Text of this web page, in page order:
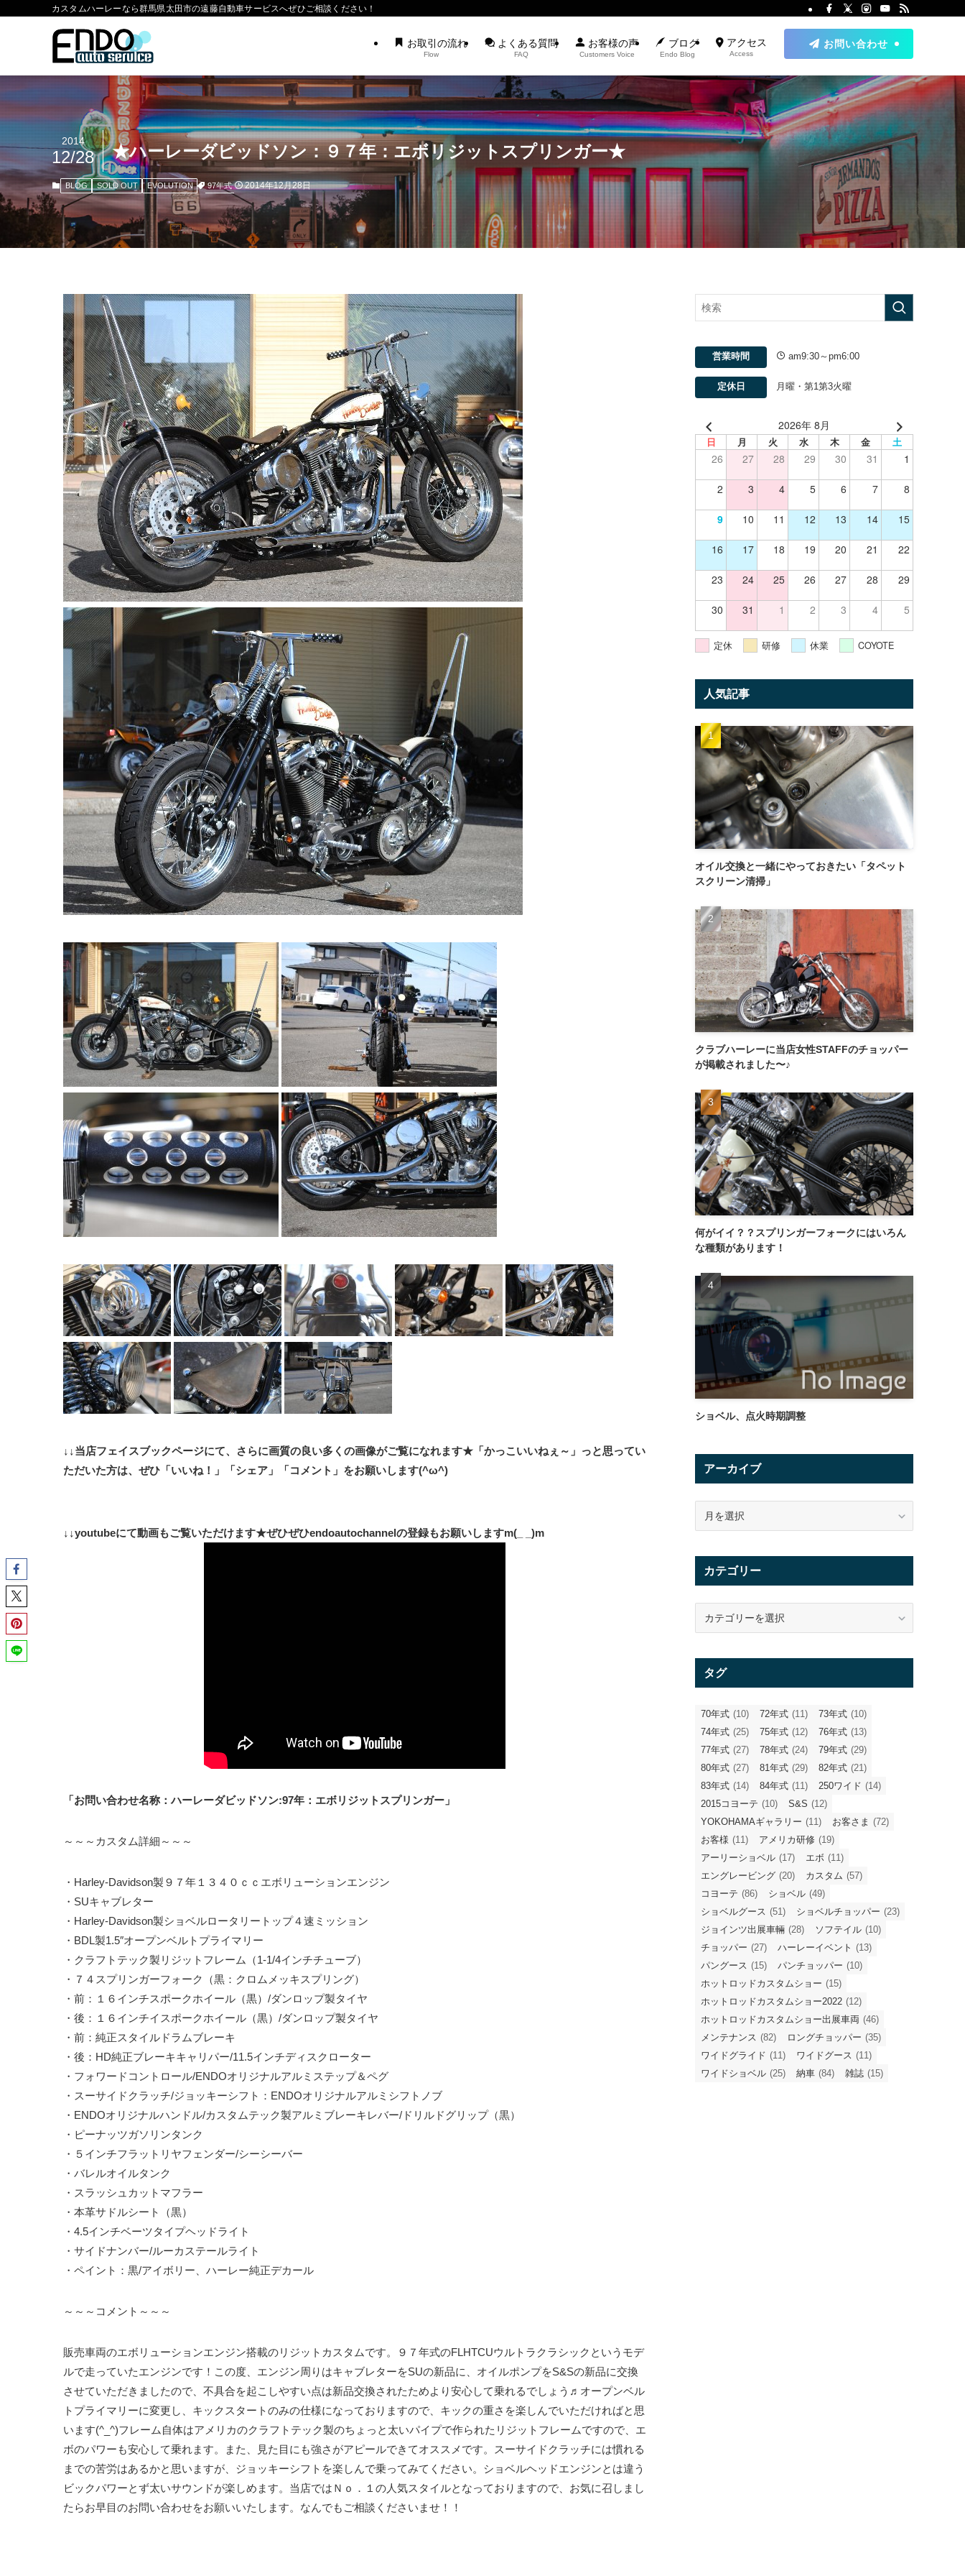
カスタムハーレーなら群馬県太田市の遠藤自動車サービスへぜひご相談ください！
お取引の流れ
Flow
よくある質問
FAQ
お客様の声
Customers Voice
ブログ
Endo Blog
アクセス
Access
お問い合わせ
★ハーレーダビッドソン：９７年：エボリジットスプリンガー★
2014
12/28
BLOG SOLD OUT EVOLUTION 97年式 2014年12月28日
↓↓当店フェイスブックページにて、さらに画質の良い多くの画像がご覧になれます★「かっこいいねぇ～」っと思ってい
ただいた方は、ぜひ「いいね！」「シェア」「コメント」をお願いします(^ω^)
↓↓youtubeにて動画もご覧いただけます★ぜひぜひendoautochannelの登録もお願いしますm(_ _)m
「お問い合わせ名称：ハーレーダビッドソン:97年：エボリジットスプリンガー」
～～～カスタム詳細～～～
・Harley-Davidson製９７年１３４０ｃｃエボリューションエンジン
・SUキャブレター
・Harley-Davidson製ショベルロータリートップ４速ミッション
・BDL製1.5″オープンベルトプライマリー
・クラフトテック製リジットフレーム（1-1/4インチチューブ）
・７４スプリンガーフォーク（黒：クロムメッキスプリング）
・前：１６インチスポークホイール（黒）/ダンロップ製タイヤ
・後：１６インチイスポークホイール（黒）/ダンロップ製タイヤ
・前：純正スタイルドラムブレーキ
・後：HD純正ブレーキキャリパー/11.5インチディスクローター
・フォワードコントロール/ENDOオリジナルアルミステップ＆ペグ
・スーサイドクラッチ/ジョッキーシフト：ENDOオリジナルアルミシフトノブ
・ENDOオリジナルハンドル/カスタムテック製アルミブレーキレバー/ドリルドグリップ（黒）
・ピーナッツガソリンタンク
・５インチフラットリヤフェンダー/シーシーバー
・バレルオイルタンク
・スラッシュカットマフラー
・本革サドルシート（黒）
・4.5インチベーツタイプヘッドライト
・サイドナンバー/ルーカステールライト
・ペイント：黒/アイボリー、ハーレー純正デカール
～～～コメント～～～
販売車両のエボリューションエンジン搭載のリジットカスタムです。９７年式のFLHTCUウルトラクラシックというモデ
ルで走っていたエンジンです！この度、エンジン周りはキャブレターをSUの新品に、オイルポンプをS&Sの新品に交換
させていただきましたので、不具合を起こしやすい点は新品交換されたためより安心して乗れるでしょう♬オープンベル
トプライマリーに変更し、キックスタートのみの仕様になっておりますので、キックの重さを楽しんでいただければと思
います(^_^)フレーム自体はアメリカのクラフトテック製のちょっと太いパイプで作られたリジットフレームですので、エ
ボのパワーも安心して乗れます。また、見た目にも強さがアピールできてオススメです。スーサイドクラッチには慣れる
までの苦労はあるかと思いますが、ジョッキーシフトを楽しんで乗ってみてください。ショベルヘッドエンジンとは違う
ビックパワーとず太いサウンドが楽しめます。当店ではＮｏ．１の人気スタイルとなっておりますので、お気に召しまし
たらお早目のお問い合わせをお願いいたします。なんでもご相談くださいませ！！
営業時間 am9:30～pm6:00
定休日 月曜・第1第3火曜
2026年 8月
日 月 火 水 木 金 土
26 27 28 29 30 31 1
2 3 4 5 6 7 8
9 10 11 12 13 14 15
16 17 18 19 20 21 22
23 24 25 26 27 28 29
30 31 1 2 3 4 5
定休 研修 休業 COYOTE
人気記事
オイル交換と一緒にやっておきたい「タペット
スクリーン清掃」
クラブハーレーに当店女性STAFFのチョッパー
が掲載されました〜♪
何がイイ？？スプリンガーフォークにはいろん
な種類があります！
ショベル、点火時期調整
アーカイブ
イ
カテゴリー
リ
タグ
70年式 (10) 72年式 (11) 73年式 (10)
74年式 (25) 75年式 (12) 76年式 (13)
77年式 (27) 78年式 (24) 79年式 (29)
80年式 (27) 81年式 (29) 82年式 (21)
83年式 (14) 84年式 (11) 250ワイド (14)
2015コヨーテ (10) S&S (12)
YOKOHAMAギャラリー (11) お客さま (72)
お客様 (11) アメリカ研修 (19)
アーリーショベル (17) エボ (11)
エングレービング (20) カスタム (57)
コヨーテ (86) ショベル (49)
ショベルグース (51) ショベルチョッパー (23)
ジョインツ出展車輛 (28) ソフテイル (10)
チョッパー (27) ハーレーイベント (13)
パングース (15) パンチョッパー (10)
ホットロッドカスタムショー (15)
ホットロッドカスタムショー2022 (12)
ホットロッドカスタムショー出展車両 (46)
メンテナンス (82) ロングチョッパー (35)
ワイドグライド (11) ワイドグース (11)
ワイドショベル (25) 納車 (84) 雑誌 (15)